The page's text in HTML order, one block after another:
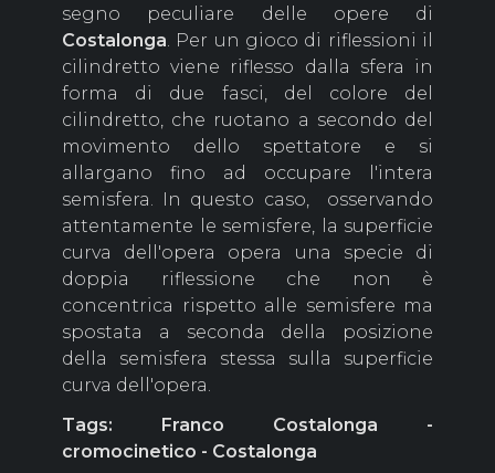
segno peculiare delle opere di
Costalonga. Per un gioco di riflessioni il
cilindretto viene riflesso dalla sfera in
forma di due fasci, del colore del
cilindretto, che ruotano a secondo del
movimento dello spettatore e si
allargano fino ad occupare l'intera
semisfera. In questo caso, osservando
attentamente le semisfere, la superficie
curva dell'opera opera una specie di
doppia riflessione che non è
concentrica rispetto alle semisfere ma
spostata a seconda della posizione
della semisfera stessa sulla superficie
curva dell'opera.
Tags: Franco Costalonga -
cromocinetico - Costalonga